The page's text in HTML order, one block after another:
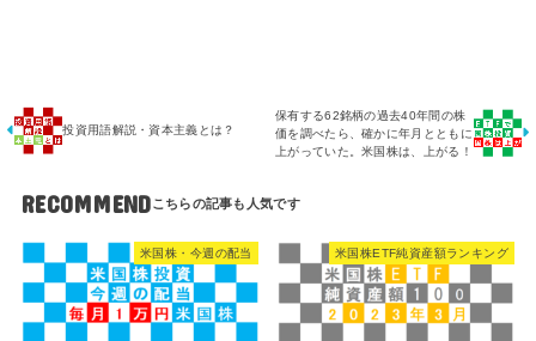
投資用語解説・資本主義とは？
保有する62銘柄の過去40年間の株
価を調べたら、確かに年月とともに
上がっていた。米国株は、上がる！
RECOMMEND
米国株・今週の配当 米国株ETF純資産額ランキング